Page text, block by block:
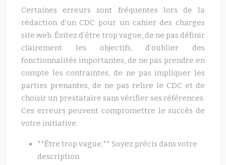
Certaines erreurs sont fréquentes lors de la
rédaction d’un CDC pour un cahier des charges
site web. Évitez d’être trop vague, de ne pas définir
clairement les objectifs, d’oublier des
fonctionnalités importantes, de ne pas prendre en
compte les contraintes, de ne pas impliquer les
parties prenantes, de ne pas relire le CDC et de
choisir un prestataire sans vérifier ses références.
Ces erreurs peuvent compromettre le succès de
votre initiative.
**Être trop vague.** Soyez précis dans votre
description.